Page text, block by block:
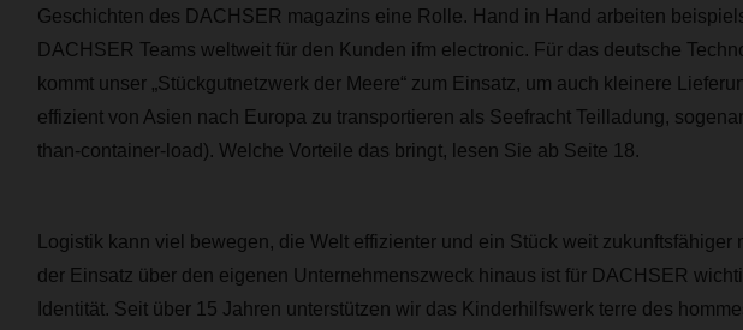
Geschichten des DACHSER magazins eine Rolle. Hand in Hand arbeiten
DACHSER Teams weltweit für den Kunden ifm electronic. Für das deutsche
kommt unser „Stückgutnetzwerk der Meere“ zum Einsatz, um auch kleinere
effizient von Asien nach Europa zu transportieren als Seefracht Teilladung,
than-container-load). Welche Vorteile das bringt, lesen Sie ab Seite 18.
Logistik kann viel bewegen, die Welt effizienter und ein Stück weit zukunftsfähiger
der Einsatz über den eigenen Unternehmenszweck hinaus ist für DACHSER
Identität. Seit über 15 Jahren unterstützen wir das Kinderhilfswerk terre des